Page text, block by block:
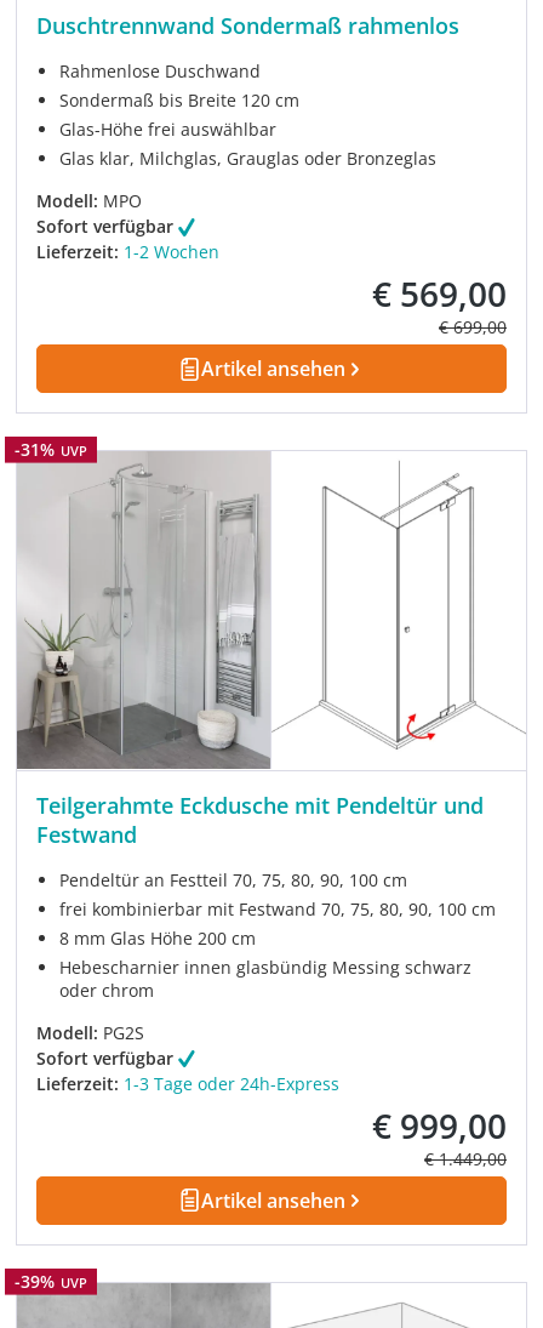
Duschtrennwand Sondermaß rahmenlos
Rahmenlose Duschwand
Sondermaß bis Breite 120 cm
Glas-Höhe frei auswählbar
Glas klar, Milchglas, Grauglas oder Bronzeglas
Modell: MPO
Sofort verfügbar
Lieferzeit: 1-2 Wochen
Verkaufspreis:
€ 569,00
Regulärer
€ 699,00
Artikel ansehen
Rabatt
-31% UVP
Teilgerahmte Eckdusche mit Pendeltür und
Festwand
Pendeltür an Festteil 70, 75, 80, 90, 100 cm
frei kombinierbar mit Festwand 70, 75, 80, 90, 100 cm
8 mm Glas Höhe 200 cm
Hebescharnier innen glasbündig Messing schwarz
oder chrom
Modell: PG2S
Sofort verfügbar
Lieferzeit: 1-3 Tage oder 24h-Express
Verkaufspreis:
€ 999,00
Regulärer
€ 1.449,00
Artikel ansehen
Rabatt
-39% UVP